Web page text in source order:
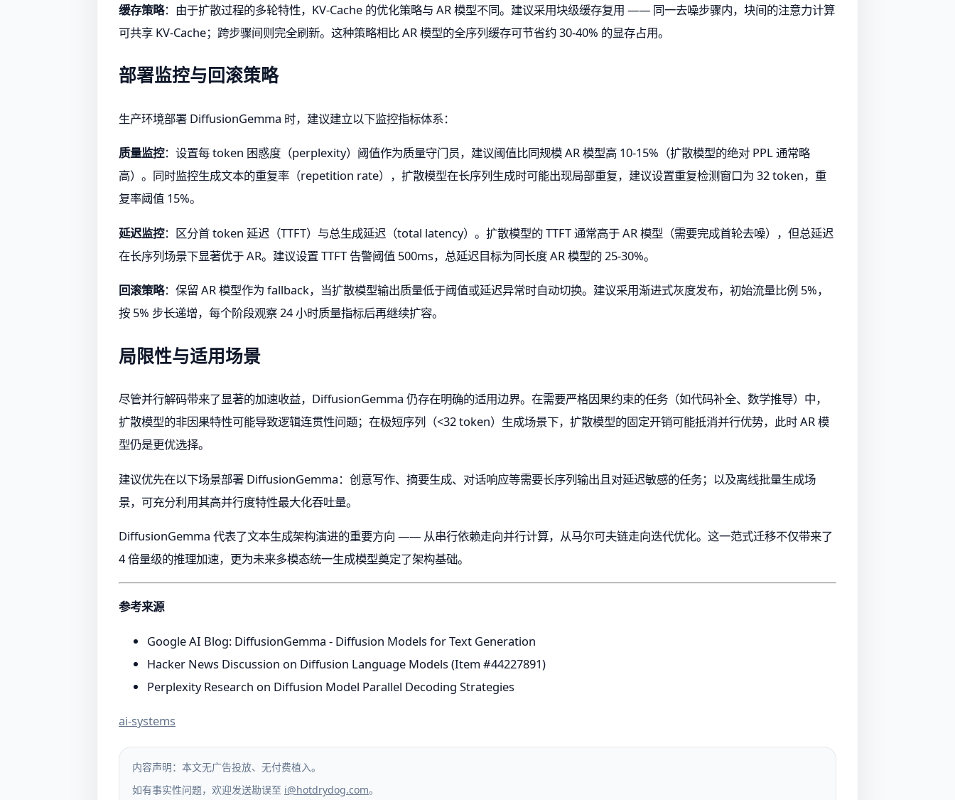
缓存策略：由于扩散过程的多轮特性，KV-Cache 的优化策略与 AR 模型不同。建议采用块级缓存复用 —— 同一去噪步骤内，块间的注意力计算
可共享 KV-Cache；跨步骤间则完全刷新。这种策略相比 AR 模型的全序列缓存可节省约 30-40% 的显存占用。
部署监控与回滚策略
生产环境部署 DiffusionGemma 时，建议建立以下监控指标体系：
质量监控：设置每 token 困惑度（perplexity）阈值作为质量守门员，建议阈值比同规模 AR 模型高 10-15%（扩散模型的绝对 PPL 通常略
高）。同时监控生成文本的重复率（repetition rate），扩散模型在长序列生成时可能出现局部重复，建议设置重复检测窗口为 32 token，重
复率阈值 15%。
延迟监控：区分首 token 延迟（TTFT）与总生成延迟（total latency）。扩散模型的 TTFT 通常高于 AR 模型（需要完成首轮去噪），但总延迟
在长序列场景下显著优于 AR。建议设置 TTFT 告警阈值 500ms，总延迟目标为同长度 AR 模型的 25-30%。
回滚策略：保留 AR 模型作为 fallback，当扩散模型输出质量低于阈值或延迟异常时自动切换。建议采用渐进式灰度发布，初始流量比例 5%，
按 5% 步长递增，每个阶段观察 24 小时质量指标后再继续扩容。
局限性与适用场景
尽管并行解码带来了显著的加速收益，DiffusionGemma 仍存在明确的适用边界。在需要严格因果约束的任务（如代码补全、数学推导）中，
扩散模型的非因果特性可能导致逻辑连贯性问题；在极短序列（<32 token）生成场景下，扩散模型的固定开销可能抵消并行优势，此时 AR 模
型仍是更优选择。
建议优先在以下场景部署 DiffusionGemma：创意写作、摘要生成、对话响应等需要长序列输出且对延迟敏感的任务；以及离线批量生成场
景，可充分利用其高并行度特性最大化吞吐量。
DiffusionGemma 代表了文本生成架构演进的重要方向 —— 从串行依赖走向并行计算，从马尔可夫链走向迭代优化。这一范式迁移不仅带来了
4 倍量级的推理加速，更为未来多模态统一生成模型奠定了架构基础。
参考来源
Google AI Blog: DiffusionGemma - Diffusion Models for Text Generation
Hacker News Discussion on Diffusion Language Models (Item #44227891)
Perplexity Research on Diffusion Model Parallel Decoding Strategies
ai-systems
内容声明：本文无广告投放、无付费植入。
如有事实性问题，欢迎发送勘误至 i@hotdrydog.com。